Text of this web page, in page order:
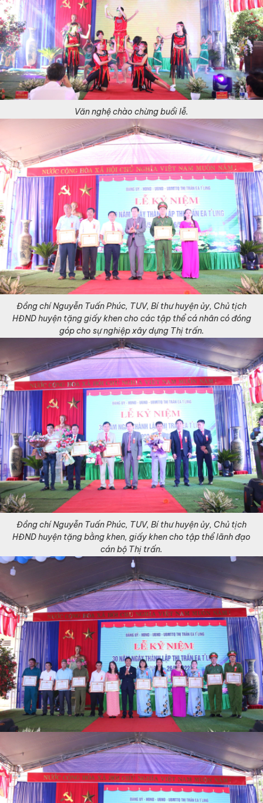
Văn nghệ chào chừng buổi lễ.
Đồng chí Nguyễn Tuấn Phúc, TUV, Bí thư huyện ủy, Chủ tịch
HĐND huyện tặng giấy khen cho các tập thể cá nhân có đóng
góp cho sự nghiệp xây dựng Thị trấn.
Đồng chí Nguyễn Tuấn Phúc, TUV, Bí thư huyện ủy, Chủ tịch
HĐND huyện tặng bằng khen, giấy khen cho tập thể lãnh đạo
cán bộ Thị trấn.